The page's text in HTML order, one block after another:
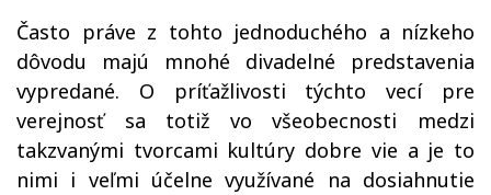
Často práve z tohto jednoduchého a nízkeho
dôvodu majú mnohé divadelné predstavenia
vypredané. O príťažlivosti týchto vecí pre
verejnosť sa totiž vo všeobecnosti medzi
takzvanými tvorcami kultúry dobre vie a je to
nimi i veľmi účelne využívané na dosiahnutie